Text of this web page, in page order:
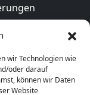
wir Technologien wie
oder darauf
können wir Daten
Website
Bitte